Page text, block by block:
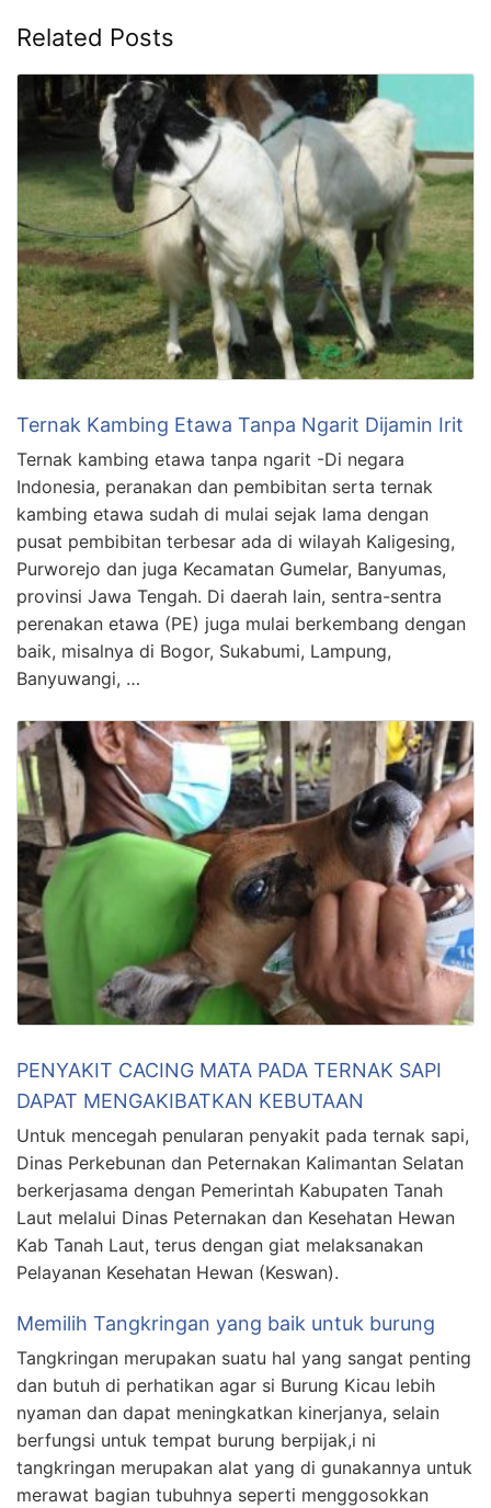
Related Posts
Ternak Kambing Etawa Tanpa Ngarit Dijamin Irit
Ternak kambing etawa tanpa ngarit -Di negara
Indonesia, peranakan dan pembibitan serta ternak
kambing etawa sudah di mulai sejak lama dengan
pusat pembibitan terbesar ada di wilayah Kaligesing,
Purworejo dan juga Kecamatan Gumelar, Banyumas,
provinsi Jawa Tengah. Di daerah lain, sentra-sentra
perenakan etawa (PE) juga mulai berkembang dengan
baik, misalnya di Bogor, Sukabumi, Lampung,
Banyuwangi, …
PENYAKIT CACING MATA PADA TERNAK SAPI
DAPAT MENGAKIBATKAN KEBUTAAN
Untuk mencegah penularan penyakit pada ternak sapi,
Dinas Perkebunan dan Peternakan Kalimantan Selatan
berkerjasama dengan Pemerintah Kabupaten Tanah
Laut melalui Dinas Peternakan dan Kesehatan Hewan
Kab Tanah Laut, terus dengan giat melaksanakan
Pelayanan Kesehatan Hewan (Keswan).
Memilih Tangkringan yang baik untuk burung
Tangkringan merupakan suatu hal yang sangat penting
dan butuh di perhatikan agar si Burung Kicau lebih
nyaman dan dapat meningkatkan kinerjanya, selain
berfungsi untuk tempat burung berpijak,i ni
tangkringan merupakan alat yang di gunakannya untuk
merawat bagian tubuhnya seperti menggosokkan